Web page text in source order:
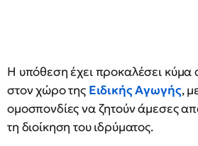
Η υπόθεση έχει προκαλέσει κύμα
στον χώρο της Ειδικής Αγωγής,
ομοσπονδίες να ζητούν άμεσες
τη διοίκηση του ιδρύματος.